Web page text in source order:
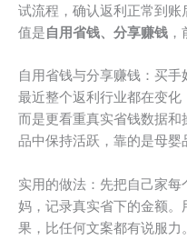
试流程，确认返利正常到
值是自用省钱、分享赚钱
自用省钱与分享赚钱：买
最近整个返利行业都在变化
而是更看重真实省钱数据
品中保持活跃，靠的是母婴
实用的做法：先把自己家
妈，记录真实省下的金额
果，比任何文案都有说服